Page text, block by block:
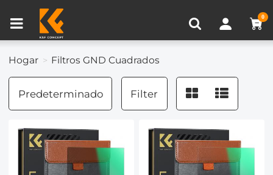
0
Hogar Filtros GND Cuadrados
Predeterminado Filter